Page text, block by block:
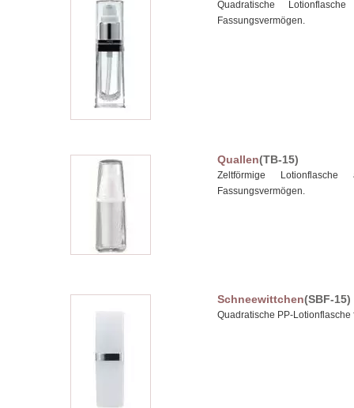
Quadratische
Fassungsvermögen.
Quallen(TB-15)
Zeltförmige
Fassungsvermögen.
Schneewittchen(SBF-15)
Quadratische PP-